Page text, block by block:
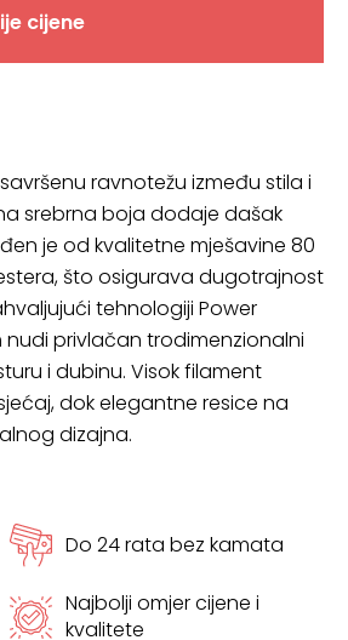
cijene
ravnotežu između stila i
srebrna boja dodaje dašak
je od kvalitetne mješavine 80
što osigurava dugotrajnost
tehnologiji Power
privlačan trodimenzionalni
i dubinu. Visok filament
dok elegantne resice na
dizajna.
Do 24 rata bez kamata
Najbolji omjer cijene i
kvalitete